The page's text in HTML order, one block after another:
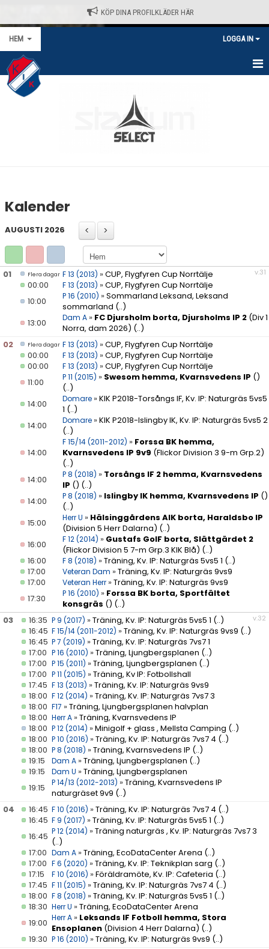
KÖP DINA PROFILKLÄDER HÄR
HEM LOGGA IN
HEM
KLÄDPROFIL - STADIUM / SELECT
Kalender
AUGUSTI 2026
v.31
01 Flera dagar F 13 (2013) »CUP, Flygfyren Cup Norrtälje
00:00
F 13 (2013) »CUP, Flygfyren Cup Norrtälje
10:00
P 16 (2010) »Sommarland Leksand, Leksand
sommarland (..)
13:00
Dam A » FC Djursholm borta, Djursholms IP 2 (Div 1
Norra, dam 2026) (..)
02
Flera dagar F 13 (2013) »CUP, Flygfyren Cup Norrtälje
00:00
F 13 (2013) »CUP, Flygfyren Cup Norrtälje
00:00
F 13 (2013) »CUP, Flygfyren Cup Norrtälje
11:00
P 11 (2015) » Swesom hemma, Kvarnsvedens IP ()
(..)
14:00
Domare »KIK P2018-Torsångs IF, Kv. IP: Naturgräs 5vs5
1 (..)
14:00
Domare »KIK P2018-Islingby IK, Kv. IP: Naturgräs 5vs5 2
(..)
14:00
F 15/14 (2011-2012) » Forssa BK hemma,
Kvarnsvedens IP 9v9 (Flickor Division 3 9-m Grp.2)
(..)
14:00
P 8 (2018) » Torsångs IF 2 hemma, Kvarnsvedens
IP () (..)
14:00
P 8 (2018) » Islingby IK hemma, Kvarnsvedens IP ()
(..)
15:00
Herr U » Hälsinggårdens AIK borta, Haraldsbo IP
(Division 5 Herr Dalarna) (..)
16:00
F 12 (2014) » Gustafs GoIF borta, Slättgärdet 2
(Flickor Division 5 7-m Grp.3 KIK Blå) (..)
16:00
F 8 (2018) »Träning, Kv. IP: Naturgräs 5vs5 1 (..)
17:00
Veteran Dam »Träning, Kv. IP: Naturgräs 9vs9
17:00
Veteran Herr »Träning, Kv. IP: Naturgräs 9vs9
17:30
P 16 (2010) » Forssa BK borta, Sportfältet
konsgräs () (..)
v.32
03 16:35 P 9 (2017) »Träning, Kv. IP: Naturgräs 5vs5 1 (..)
16:45 F 15/14 (2011-2012) »Träning, Kv. IP: Naturgräs 9vs9 (..)
16:45 P 7 (2019) »Träning, Kv. IP: Naturgräs 7vs7 1
17:00 P 16 (2010) »Träning, Ljungbergsplanen (..)
17:00 P 15 (2011) »Träning, Ljungbergsplanen (..)
17:00 P 11 (2015) »Träning, Kv IP: Fotbollshall
17:45 F 13 (2013) »Träning, Kv. IP: Naturgräs 9vs9
18:00 F 12 (2014) »Träning, Kv. IP: Naturgräs 7vs7 3
18:00 F17 »Träning, Ljungbergsplanen halvplan
18:00 Herr A »Träning, Kvarnsvedens IP
18:00 P 12 (2014) »Minigolf + glass , Mellsta Camping (..)
18:00 P 10 (2016) »Träning, Kv. IP: Naturgräs 7vs7 4 (..)
18:00 P 8 (2018) »Träning, Kvarnsvedens IP (..)
19:15
Dam A »Träning, Ljungbergsplanen (..)
19:15
Dam U »Träning, Ljungbergsplanen
19:15
P 14/13 (2012-2013) »Träning, Kvarnsvedens IP
naturgräset 9v9 (..)
04
16:45 F 10 (2016) »Träning, Kv. IP: Naturgräs 7vs7 4 (..)
16:45 F 9 (2017) »Träning, Kv. IP: Naturgräs 5vs5 1 (..)
16:45 P 12 (2014) »Träning naturgräs , Kv. IP: Naturgräs 7vs7 3
(..)
17:00 Dam A »Träning, EcoDataCenter Arena (..)
17:00 F 6 (2020) »Träning, Kv. IP: Teknikplan sarg (..)
17:15
F 10 (2016) »Föräldramöte, Kv. IP: Cafeteria (..)
17:45 F 11 (2015) »Träning, Kv. IP: Naturgräs 7vs7 4 (..)
18:00 F 8 (2018) »Träning, Kv. IP: Naturgräs 5vs5 1 (..)
18:30 Herr U »Träning, EcoDataCenter Arena
19:00 Herr A » Leksands IF Fotboll hemma, Stora
Ensoplanen (Division 4 Herr Dalarna) (..)
19:30 P 16 (2010) »Träning, Kv. IP: Naturgräs 9vs9 (..)